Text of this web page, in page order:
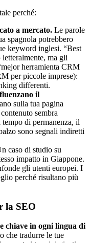
perché:
a mercato. Le parole
spagnola potrebbero
keyword inglesi. “Best
ma gli
herramienta CRM
per piccole imprese):
differenti.
il
sulla tua pagina
sembra
di permanenza, il
sono segnali indiretti
caso di studio su
impatto in Giappone.
gli utenti europei. I
perché risultano più
la SEO
chiave in ogni lingua di
che tradurre le tue